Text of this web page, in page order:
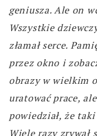
geniusza. Ale on
Wszystkie
złamał serce.
przez okno i
obrazy w wielkim
uratować prace,
powiedział, że
Wiele razy zrywał